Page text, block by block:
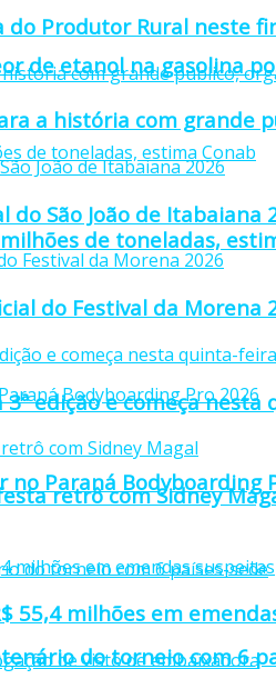
de etanol na gasolina
de toneladas,
no Paraná Bodyboarding
do torneio com 6
do Produtor Rural neste
a história com grande
São João de Itabaiana
do Festival da Morena
3ª edição e começa
retrô com Sidney
55,4 milhões em